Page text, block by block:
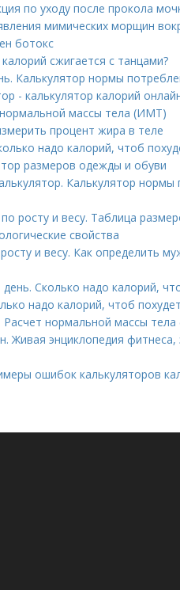
по уходу после прокола
мимических морщин
ботокс
сжигается с танцами?
Калькулятор нормы
- калькулятор калорий
массы тела (ИМТ)
процент жира в теле
надо калорий, чтоб
размеров одежды и обуви
Калькулятор нормы
росту и весу. Таблица
свойства
и весу. Как определить
Сколько надо калорий,
надо калорий, чтоб
Расчет нормальной массы
Живая энциклопедия фитнеса,
ошибок калькуляторов